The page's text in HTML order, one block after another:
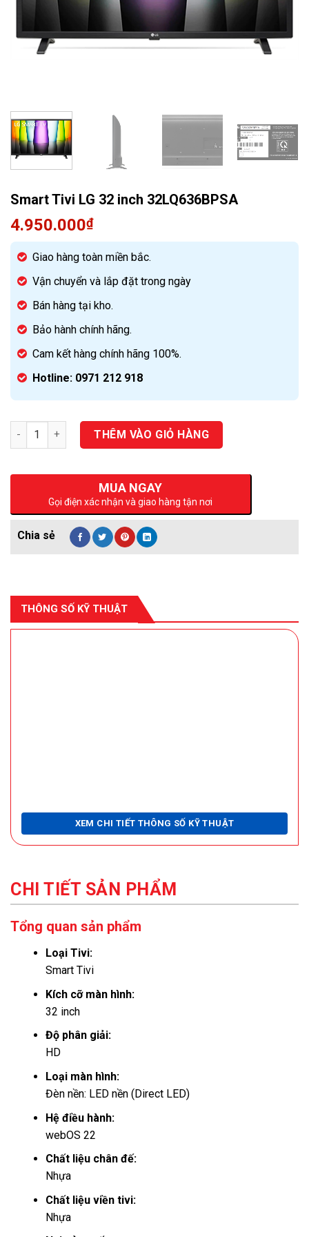
Quạt điều hòa
Smart Tivi LG 32 inch 32LQ636BPSA
4.950.000₫
Giao hàng toàn miền bắc.
Vận chuyển và lắp đặt trong ngày
Bán hàng tại kho.
Bảo hành chính hãng.
Cam kết hàng chính hãng 100%.
Hotline: 0971 212 918
Số lượng THÊM VÀO GIỎ HÀNG
MUA NGAY
Gọi điện xác nhận và giao hàng tận nơi
THÔNG SỐ KỸ THUẬT
XEM CHI TIẾT THÔNG SỐ KỸ THUẬT
CHI TIẾT SẢN PHẨM
Tổng quan sản phẩm
Loại Tivi:
Smart Tivi
Kích cỡ màn hình:
32 inch
Độ phân giải:
HD
Loại màn hình:
Đèn nền: LED nền (Direct LED)
Hệ điều hành:
webOS 22
Chất liệu chân đế:
Nhựa
Chất liệu viền tivi:
Nhựa